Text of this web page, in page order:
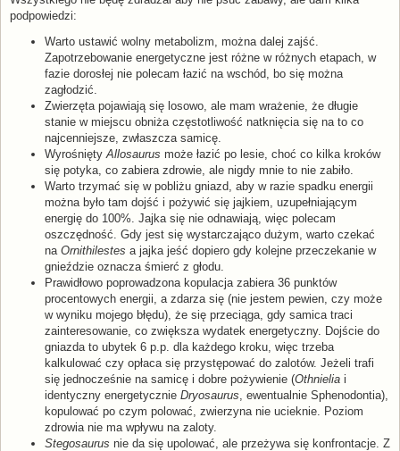
podpowiedzi:
Warto ustawić wolny metabolizm, można dalej zajść.
Zapotrzebowanie energetyczne jest różne w różnych etapach, w
fazie dorosłej nie polecam łazić na wschód, bo się można
zagłodzić.
Zwierzęta pojawiają się losowo, ale mam wrażenie, że długie
stanie w miejscu obniża częstotliwość natknięcia się na to co
najcenniejsze, zwłaszcza samicę.
Wyrośnięty Allosaurus może łazić po lesie, choć co kilka kroków
się potyka, co zabiera zdrowie, ale nigdy mnie to nie zabiło.
Warto trzymać się w pobliżu gniazd, aby w razie spadku energii
można było tam dojść i pożywić się jajkiem, uzupełniającym
energię do 100%. Jajka się nie odnawiają, więc polecam
oszczędność. Gdy jest się wystarczająco dużym, warto czekać
na Ornithilestes a jajka jeść dopiero gdy kolejne przeczekanie w
gnieździe oznacza śmierć z głodu.
Prawidłowo poprowadzona kopulacja zabiera 36 punktów
procentowych energii, a zdarza się (nie jestem pewien, czy może
w wyniku mojego błędu), że się przeciąga, gdy samica traci
zainteresowanie, co zwiększa wydatek energetyczny. Dojście do
gniazda to ubytek 6 p.p. dla każdego kroku, więc trzeba
kalkulować czy opłaca się przystępować do zalotów. Jeżeli trafi
się jednocześnie na samicę i dobre pożywienie (Othnielia i
identyczny energetycznie Dryosaurus , ewentualnie Sphenodontia),
kopulować po czym polować, zwierzyna nie ucieknie. Poziom
zdrowia nie ma wpływu na zaloty.
Stegosaurus nie da się upolować, ale przeżywa się konfrontacje. Z